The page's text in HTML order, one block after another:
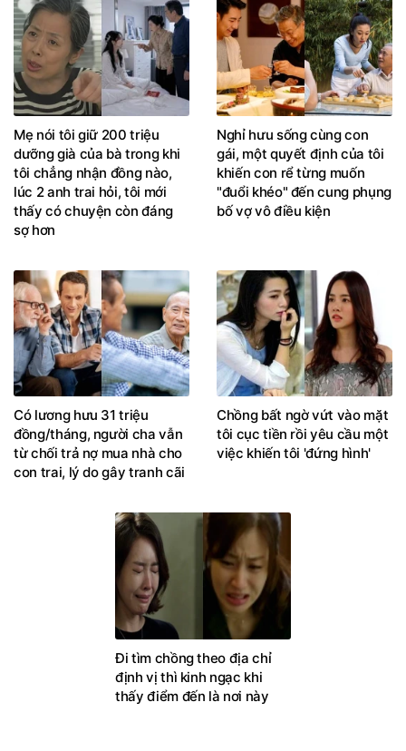
Mẹ nói tôi giữ 200 triệu
dưỡng già của bà trong khi
tôi chẳng nhận đồng nào,
lúc 2 anh trai hỏi, tôi mới
thấy có chuyện còn đáng
sợ hơn
Nghỉ hưu sống cùng con
gái, một quyết định của tôi
khiến con rể từng muốn
"đuổi khéo" đến cung phụng
bố vợ vô điều kiện
Có lương hưu 31 triệu
đồng/tháng, người cha vẫn
từ chối trả nợ mua nhà cho
con trai, lý do gây tranh cãi
Chồng bất ngờ vứt vào mặt
tôi cục tiền rồi yêu cầu một
việc khiến tôi 'đứng hình'
Đi tìm chồng theo địa chỉ
định vị thì kinh ngạc khi
thấy điểm đến là nơi này